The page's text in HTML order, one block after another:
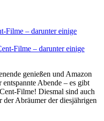
Filme – darunter einige
genießen und Amazon
Abende – es gibt
Filme! Diesmal sind auch
Abräumer der diesjährigen